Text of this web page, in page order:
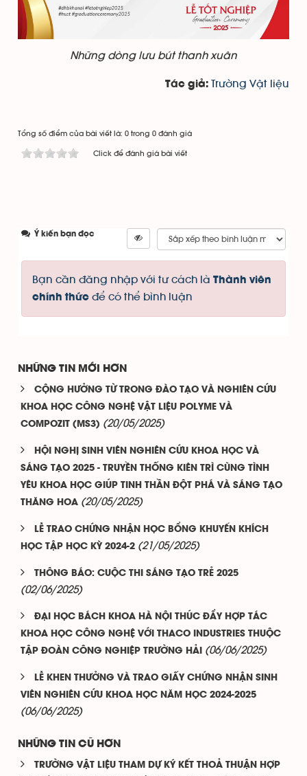
Những dòng lưu bút thanh xuân
Tác giả: Trường Vật liệu
Tổng số điểm của bài viết là: 0 trong 0 đánh giá
Click để đánh giá bài viết
Ý kiến bạn đọc
Bạn cần đăng nhập với tư cách là Thành viên
chính thức để có thể bình luận
NHỮNG TIN MỚI HƠN
CỘNG HƯỞNG TỪ TRONG ĐÀO TẠO VÀ NGHIÊN CỨU
KHOA HỌC CÔNG NGHỆ VẬT LIỆU POLYME VÀ
COMPOZIT (MS3) (20/05/2025)
HỘI NGHỊ SINH VIÊN NGHIÊN CỨU KHOA HỌC VÀ
SÁNG TẠO 2025 - TRUYỀN THỐNG KIÊN TRÌ CÙNG TÌNH
YÊU KHOA HỌC GIÚP TINH THẦN ĐỘT PHÁ VÀ SÁNG TẠO
THĂNG HOA (20/05/2025)
LỄ TRAO CHỨNG NHẬN HỌC BỔNG KHUYẾN KHÍCH
HỌC TẬP HỌC KỲ 2024-2 (21/05/2025)
THÔNG BÁO: CUỘC THI SÁNG TẠO TRẺ 2025
(02/06/2025)
ĐẠI HỌC BÁCH KHOA HÀ NỘI THÚC ĐẨY HỢP TÁC
KHOA HỌC CÔNG NGHỆ VỚI THACO INDUSTRIES THUỘC
TẬP ĐOÀN CÔNG NGHIỆP TRƯỜNG HẢI
(06/06/2025)
LỄ KHEN THƯỞNG VÀ TRAO GIẤY CHỨNG NHẬN SINH
VIÊN NGHIÊN CỨU KHOA HỌC NĂM HỌC 2024-2025
(06/06/2025)
NHỮNG TIN CŨ HƠN
TRƯỜNG VẬT LIỆU THAM DỰ KÝ KẾT THOẢ THUẬN HỢP